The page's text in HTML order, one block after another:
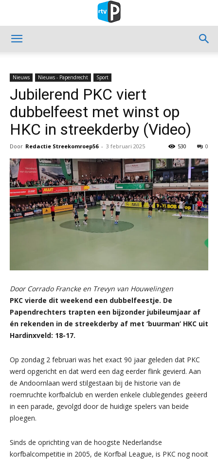
Nieuws Nieuws - Papendrecht Sport
Jubilerend PKC viert
dubbelfeest met winst op
HKC in streekderby (Video)
Door Redactie Streekomroep56 - 3 februari 2025 0
530
Door Corrado Francke en Trevyn van Houwelingen
PKC vierde dit weekend een dubbelfeestje. De
Papendrechters trapten een bijzonder jubileumjaar af
én rekenden in de streekderby af met ‘buurman’ HKC uit
Hardinxveld: 18-17.
Op zondag 2 februari was het exact 90 jaar geleden dat PKC
werd opgericht en dat werd een dag eerder flink gevierd. Aan
de Andoornlaan werd stilgestaan bij de historie van de
roemruchte korfbalclub en werden enkele clublegendes geëerd
in een parade, gevolgd door de huidige spelers van beide
ploegen.
Sinds de oprichting van de hoogste Nederlandse
korfbalcompetitie in 2005, de Korfbal League, is PKC nog nooit